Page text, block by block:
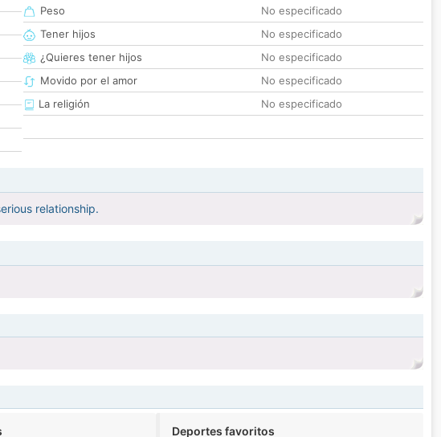
Peso
No especificado
Tener hijos
No especificado
¿Quieres tener hijos
No especificado
Movido por el amor
No especificado
La religión
No especificado
relationship.
Deportes favoritos